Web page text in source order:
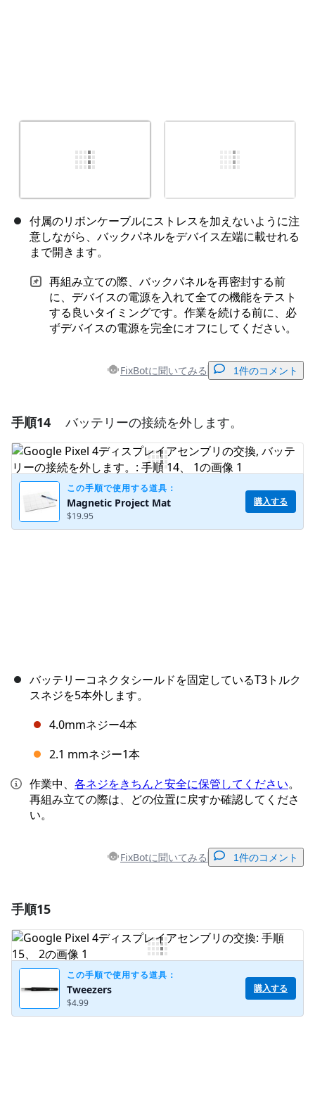
付属のリボンケーブルにストレスを加えないように注
意しながら、バックパネルをデバイス左端に載せれる
まで開きます。
再組み立ての際、バックパネルを再密封する前
に、デバイスの電源を入れて全ての機能をテスト
する良いタイミングです。作業を続ける前に、必
ずデバイスの電源を完全にオフにしてください。
FixBotに聞いてみる 1件のコメント
コメントを追加
コメントを追加
手順14 バッテリーの接続を外します。
この手順で使用する道具：
Magnetic Project Mat
$19.95
購入する
バッテリーコネクタシールドを固定しているT3トルク
スネジを5本外します。
4.0mmネジー4本
2.1 mmネジー1本
作業中、 各ネジをきちんと安全に保管してください。
再組み立ての際は、どの位置に戻すか確認してくださ
い。
FixBotに聞いてみる 1件のコメント
コメントを追加
手順15
この手順で使用する道具：
Tweezers
$4.99
購入する